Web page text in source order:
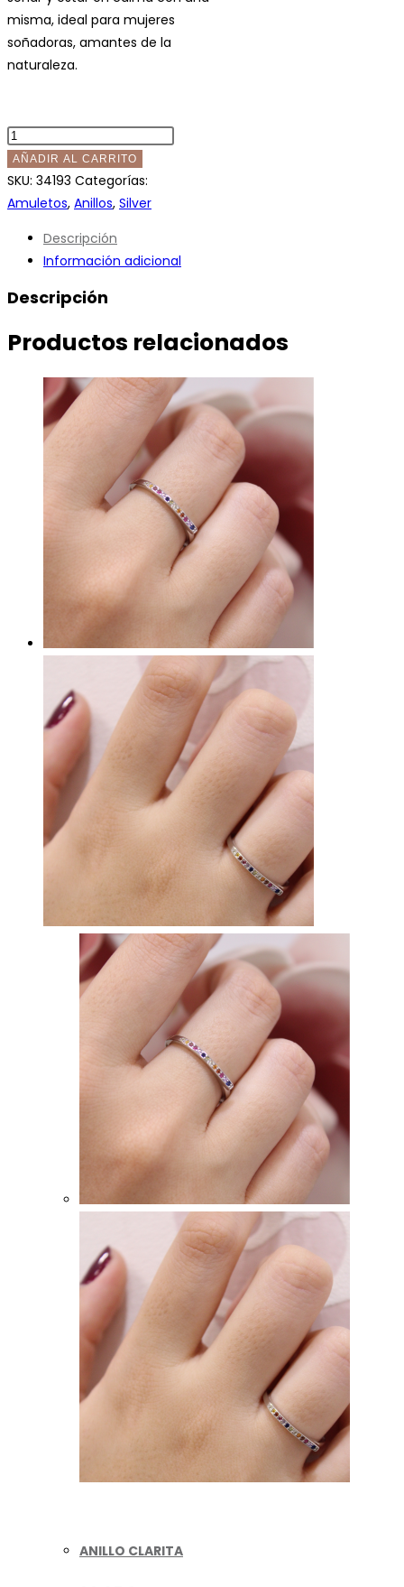
misma, ideal para mujeres
soñadoras, amantes de la
naturaleza.
ANILLO
OLA
DE
MAR
cantidad
AÑADIR AL CARRITO
SKU: 34193 Categorías:
Amuletos, Anillos, Silver
Descripción
Información adicional
Descripción
Productos relacionados
ANILLO CLARITA